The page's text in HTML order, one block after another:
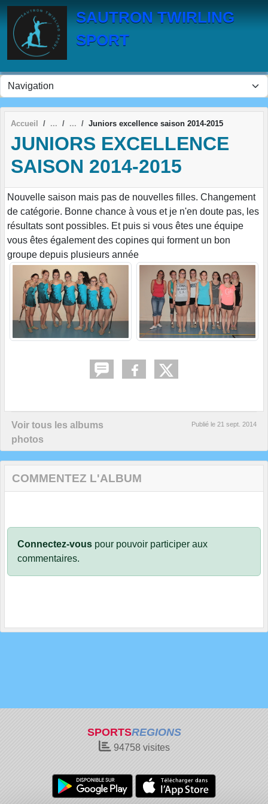
SAUTRON TWIRLING
SPORT
Accueil Juniors excellence saison 2014-2015
JUNIORS EXCELLENCE
SAISON 2014-2015
Nouvelle saison mais pas de nouvelles filles. Changement
de catégorie. Bonne chance à vous et je n'en doute pas, les
résultats sont possibles. Et puis si vous êtes une équipe
vous êtes également des copines qui forment un bon
groupe depuis plusieurs année
Voir tous les albums
photos
Publié le 21 sept. 2014
COMMENTEZ L'ALBUM
Connectez-vous pour pouvoir participer aux
commentaires.
SPORTSREGIONS
94758visites
Panneau de gestion des cookies